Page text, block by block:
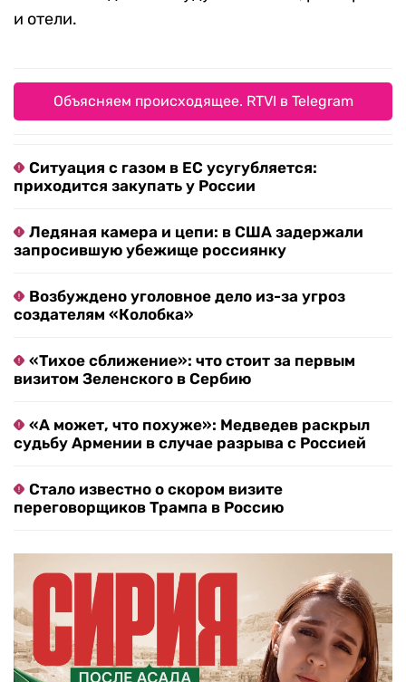
и отели.
Объясняем происходящее. RTVI в Telegram
Ситуация с газом в ЕС усугубляется:
приходится закупать у России
Ледяная камера и цепи: в США задержали
запросившую убежище россиянку
Возбуждено уголовное дело из-за угроз
создателям «Колобка»
«Тихое сближение»: что стоит за первым
визитом Зеленского в Сербию
«А может, что похуже»: Медведев раскрыл
судьбу Армении в случае разрыва с Россией
Стало известно о скором визите
переговорщиков Трампа в Россию